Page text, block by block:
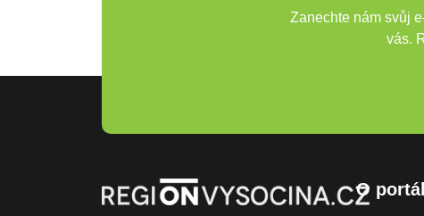
Zanechte nám svůj
vás.
O